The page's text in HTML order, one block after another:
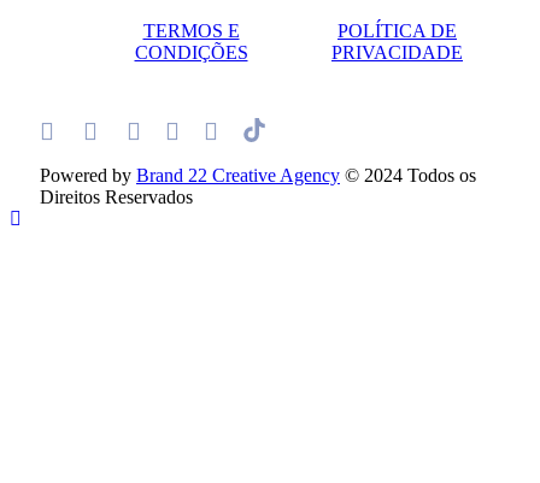
TERMOS E
CONDIÇÕES
POLÍTICA DE
PRIVACIDADE
Powered by Brand 22 Creative Agency © 2024 Todos os
Direitos Reservados